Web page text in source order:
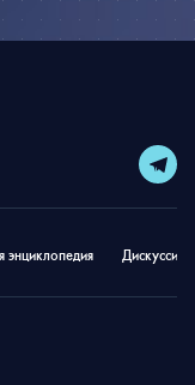
энциклопедия